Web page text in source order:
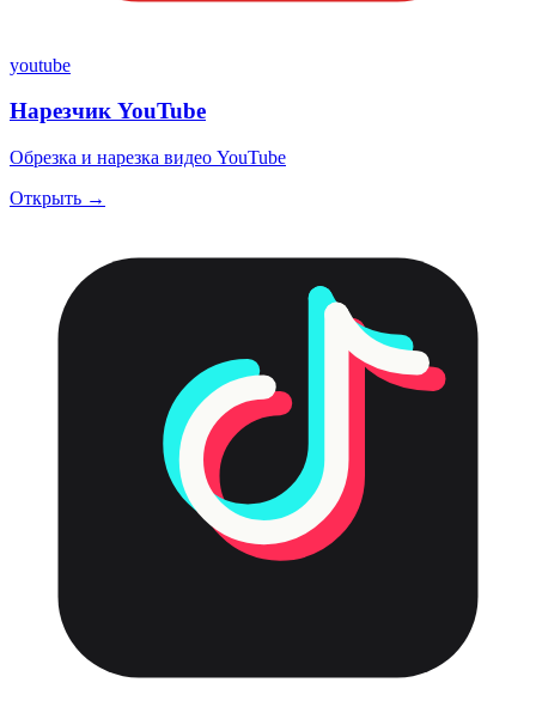
youtube
Нарезчик YouTube
Обрезка и нарезка видео YouTube
Открыть →